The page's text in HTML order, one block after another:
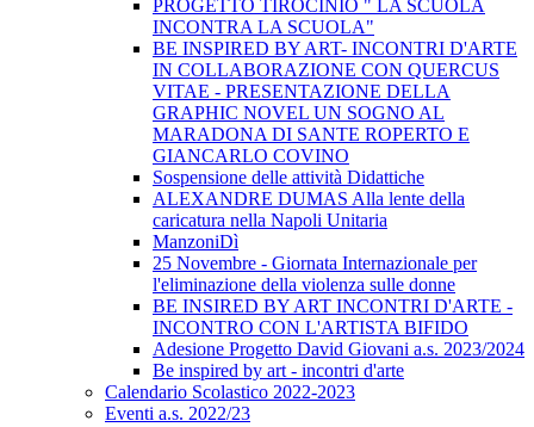
PROGETTO TIROCINIO " LA SCUOLA
INCONTRA LA SCUOLA"
BE INSPIRED BY ART- INCONTRI D'ARTE
IN COLLABORAZIONE CON QUERCUS
VITAE - PRESENTAZIONE DELLA
GRAPHIC NOVEL UN SOGNO AL
MARADONA DI SANTE ROPERTO E
GIANCARLO COVINO
Sospensione delle attività Didattiche
ALEXANDRE DUMAS Alla lente della
caricatura nella Napoli Unitaria
ManzoniDì
25 Novembre - Giornata Internazionale per
l'eliminazione della violenza sulle donne
BE INSIRED BY ART INCONTRI D'ARTE -
INCONTRO CON L'ARTISTA BIFIDO
Adesione Progetto David Giovani a.s. 2023/2024
Be inspired by art - incontri d'arte
Calendario Scolastico 2022-2023
Eventi a.s. 2022/23